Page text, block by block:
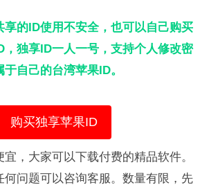
享的ID使用不安全，也可以自己购买
，独享ID一人一号，支持个人修改密
自己的台湾苹果ID。
购买独享苹果ID
，大家可以下载付费的精品软件。
何问题可以咨询客服。数量有限，先